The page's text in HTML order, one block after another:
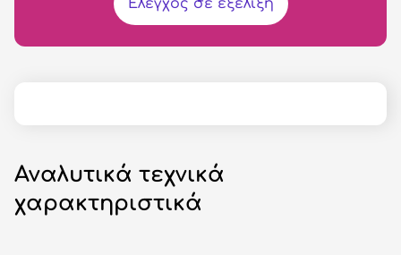
Έλεγχος σε εξέλιξη
Αναλυτικά τεχνικά
χαρακτηριστικά